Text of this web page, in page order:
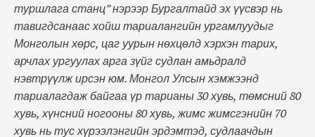
туршлага станц” нэрээр Бургалтайд эх үүсвэр нь
тавигдсанаас хойш тариалангийн ургамлуудыг
Монголын хөрс, цаг уурын нөхцөлд хэрхэн тарих,
арчлах ургуулах арга зүйг судлан амьдралд
нэвтрүүлж ирсэн юм. Монгол Улсын хэмжээнд
тариалагдаж байгаа үр тарианы 30 хувь, төмсний 80
хувь, хүнсний ногооны 80 хувь, жимс жимсгэнийн 70
хувь нь тус хүрээлэнгийн эрдэмтэд, судлаачдын